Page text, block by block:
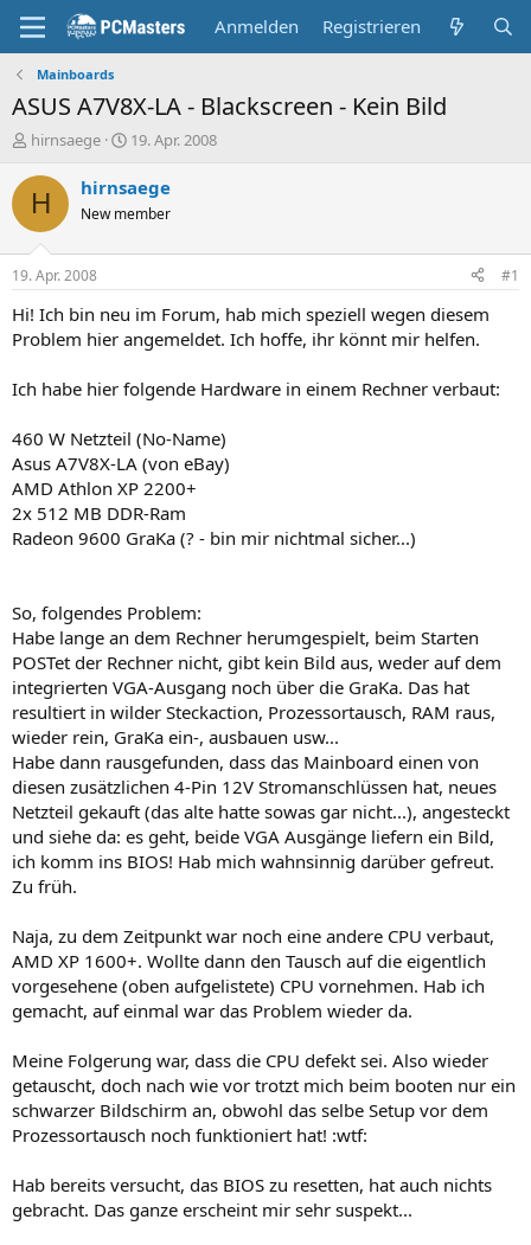
Anmelden Registrieren
Mainboards
ASUS A7V8X-LA - Blackscreen - Kein Bild
E
s
e
r
hirnsaege
E
s
e
t
a
19. Apr. 2008
H hirnsaege
New member
19. Apr. 2008 #1
Hi! Ich bin neu im Forum, hab mich speziell wegen diesem
Problem hier angemeldet. Ich hoffe, ihr könnt mir helfen.
Ich habe hier folgende Hardware in einem Rechner verbaut:
460 W Netzteil (No-Name)
Asus A7V8X-LA (von eBay)
AMD Athlon XP 2200+
2x 512 MB DDR-Ram
Radeon 9600 GraKa (? - bin mir nichtmal sicher...)
So, folgendes Problem:
Habe lange an dem Rechner herumgespielt, beim Starten
POSTet der Rechner nicht, gibt kein Bild aus, weder auf dem
integrierten VGA-Ausgang noch über die GraKa. Das hat
resultiert in wilder Steckaction, Prozessortausch, RAM raus,
wieder rein, GraKa ein-, ausbauen usw...
Habe dann rausgefunden, dass das Mainboard einen von
diesen zusätzlichen 4-Pin 12V Stromanschlüssen hat, neues
Netzteil gekauft (das alte hatte sowas gar nicht...), angesteckt
und siehe da: es geht, beide VGA Ausgänge liefern ein Bild,
ich komm ins BIOS! Hab mich wahnsinnig darüber gefreut.
Zu früh.
Naja, zu dem Zeitpunkt war noch eine andere CPU verbaut,
AMD XP 1600+. Wollte dann den Tausch auf die eigentlich
vorgesehene (oben aufgelistete) CPU vornehmen. Hab ich
gemacht, auf einmal war das Problem wieder da.
Meine Folgerung war, dass die CPU defekt sei. Also wieder
getauscht, doch nach wie vor trotzt mich beim booten nur ein
schwarzer Bildschirm an, obwohl das selbe Setup vor dem
Prozessortausch noch funktioniert hat! :wtf:
Hab bereits versucht, das BIOS zu resetten, hat auch nichts
gebracht. Das ganze erscheint mir sehr suspekt...